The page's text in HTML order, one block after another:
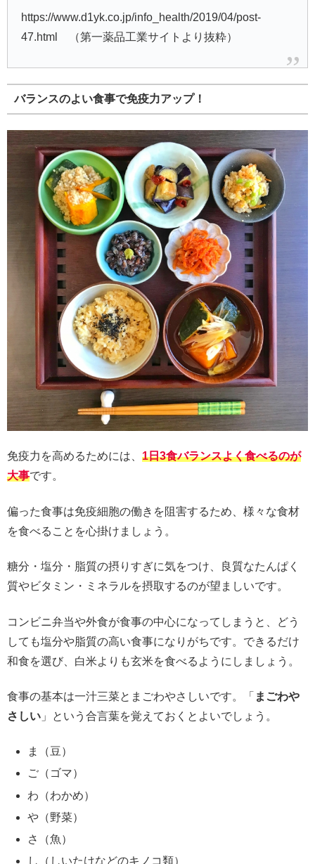
https://www.d1yk.co.jp/info_health/2019/04/post-
47.html （第一薬品工業サイトより抜粋）
バランスのよい食事で免疫力アップ！
免疫力を高めるためには、 1日3食バランスよく食べるのが
大事です。
偏った食事は免疫細胞の働きを阻害するため、様々な食材
を食べることを心掛けましょう。
糖分・塩分・脂質の摂りすぎに気をつけ、良質なたんぱく
質やビタミン・ミネラルを摂取するのが望ましいです。
コンビニ弁当や外食が食事の中心になってしまうと、どう
しても塩分や脂質の高い食事になりがちです。できるだけ
和食を選び、白米よりも玄米を食べるようにしましょう。
食事の基本は一汁三菜とまごわやさしいです。「 まごわや
さしい 」という合言葉を覚えておくとよいでしょう。
ま（豆）
ご（ゴマ）
わ（わかめ）
や（野菜）
さ（魚）
し（しいたけなどのキノコ類）